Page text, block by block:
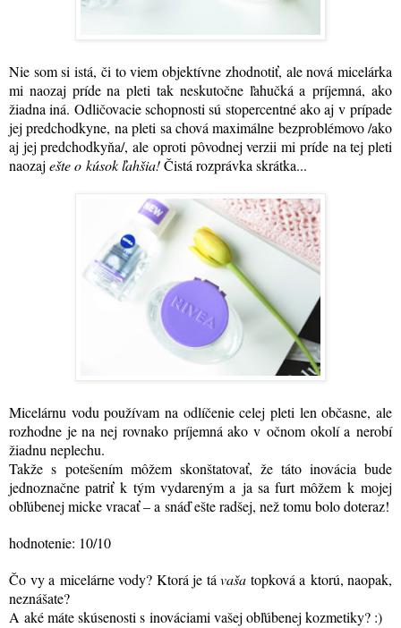
Nie som si istá, či to viem objektívne zhodnotiť, ale nová micelárka
mi naozaj príde na pleti tak neskutočne ľahučká a príjemná, ako
žiadna iná. Odličovacie schopnosti sú stopercentné ako aj v prípade
jej predchodkyne, na pleti sa chová maximálne bezproblémovo /ako
aj jej predchodkyňa/, ale oproti pôvodnej verzii mi príde na tej pleti
naozaj ešte o kúsok ľahšia!Čistá rozprávka skrátka...
Micelárnu vodu používam na odlíčenie celej pleti len občasne, ale
rozhodne je na nej rovnako príjemná ako v očnom okolí a nerobí
žiadnu neplechu.
Takže s potešením môžem skonštatovať, že táto inovácia bude
jednoznačne patriť k tým vydareným a ja sa furt môžem k mojej
obľúbenej micke vracať – a snáď ešte radšej, než tomu bolo doteraz!
hodnotenie: 10/10
Čo vy a micelárne vody? Ktorá je tá vaša topková a ktorú, naopak,
neznášate?
A aké máte skúsenosti s inováciami vašej obľúbenej kozmetiky? :)